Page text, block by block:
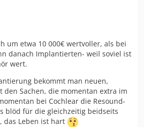
um etwa 10 000€ wertvoller, als bei
danach Implantierten- weil soviel ist
wert.
bekommt man neuen,
den Sachen, die momentan extra im
bei Cochlear die Resound-
blöd für die gleichzeitig beidseits
das Leben ist hart